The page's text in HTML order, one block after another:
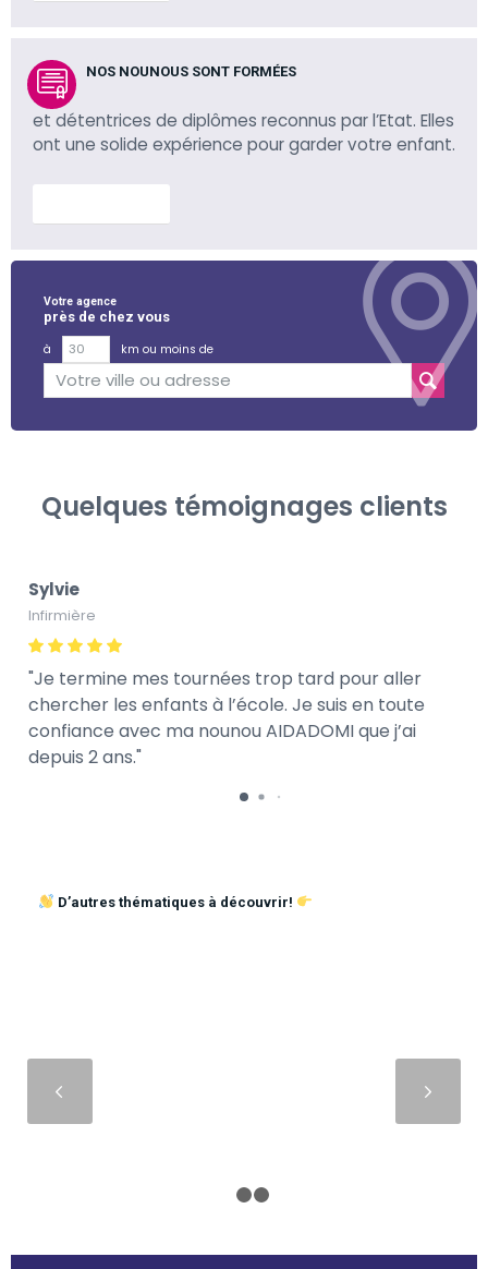
NOS NOUNOUS SONT FORMÉES
et détentrices de diplômes reconnus par l’Etat. Elles
ont une solide expérience pour garder votre enfant.
Votre agence
près de chez vous
à
km ou moins de
Quelques témoignages clients
Sylvie
Infirmière
Je termine mes tournées trop tard pour aller
chercher les enfants à l’école. Je suis en toute
confiance avec ma nounou AIDADOMI que j’ai
depuis 2 ans.
D’autres thématiques à découvrir!